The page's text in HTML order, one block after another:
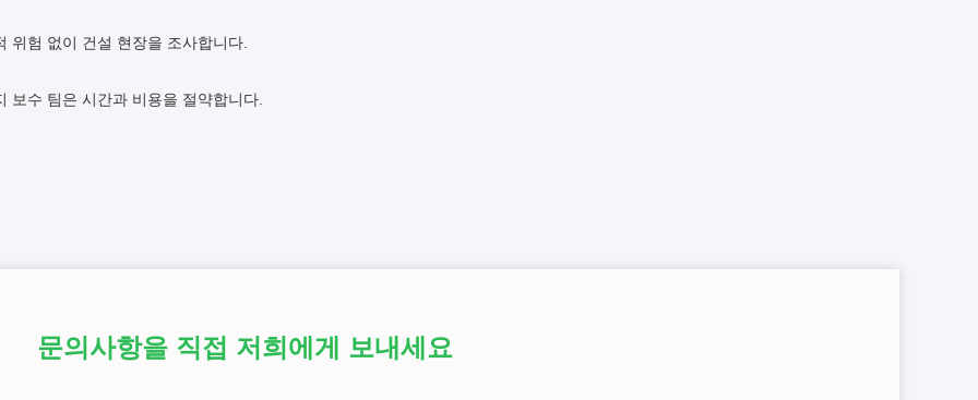
위험 없이 건설 현장을 조사합니다.
보수 팀은 시간과 비용을 절약합니다.
문의사항을 직접 저희에게 보내세요